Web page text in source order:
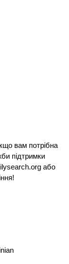
вам потрібна
підтримки
або